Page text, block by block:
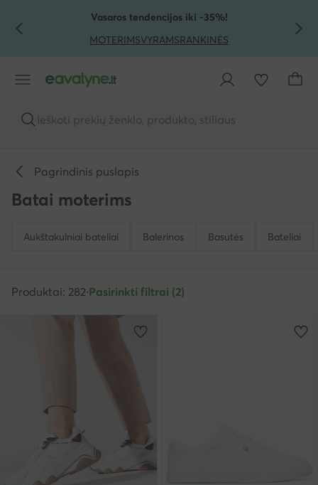
PEREITI PRIE PAGRINDINIO TURINIO
PEREITI Į PAIEŠKĄVasaros tendencijos iki -35%!
MOTERIMSVYRAMSRANKINĖS
Ieškoti prekių ženklo, produkto, stiliaus
Pagrindinis puslapis
Batai moterims
Aukštakulniai bateliai Balerinos Basutės Bateliai
Produktai: 282·Pasirinkti filtrai (2)